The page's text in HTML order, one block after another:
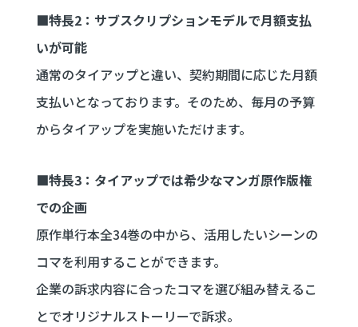
■特長2：サブスクリプションモデルで月額支払
いが可能
通常のタイアップと違い、契約期間に応じた月額
支払いとなっております。そのため、毎月の予算
からタイアップを実施いただけます。
■特長3：タイアップでは希少なマンガ原作版権
での企画
原作単行本全34巻の中から、活用したいシーンの
コマを利用することができます。
企業の訴求内容に合ったコマを選び組み替えるこ
とでオリジナルストーリーで訴求。